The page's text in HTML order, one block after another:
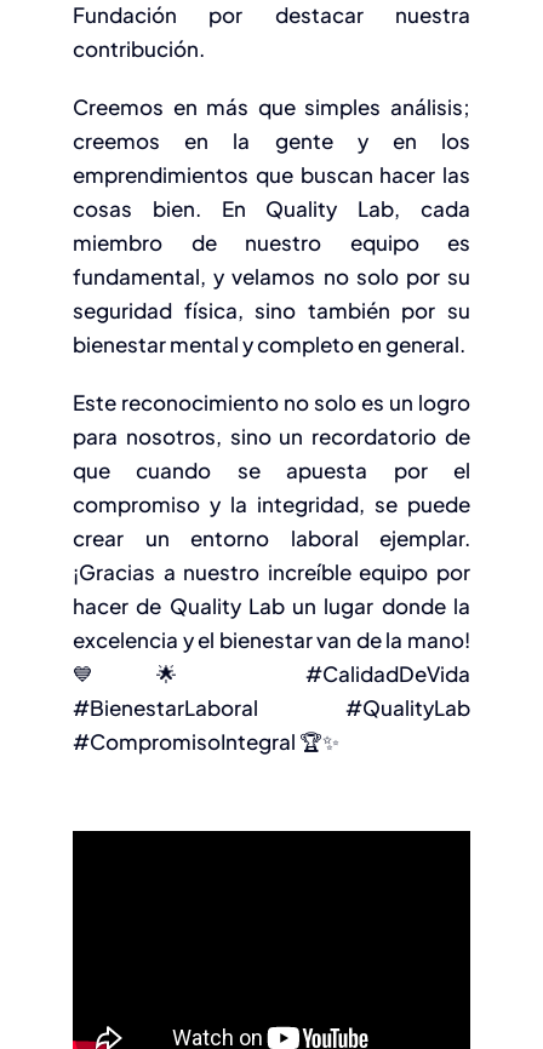
Fundación por destacar nuestra
contribución.
Creemos en más que simples análisis;
creemos en la gente y en los
emprendimientos que buscan hacer las
cosas bien. En Quality Lab, cada
miembro de nuestro equipo es
fundamental, y velamos no solo por su
seguridad física, sino también por su
bienestar mental y completo en general.
Este reconocimiento no solo es un logro
para nosotros, sino un recordatorio de
que cuando se apuesta por el
compromiso y la integridad, se puede
crear un entorno laboral ejemplar.
¡Gracias a nuestro increíble equipo por
hacer de Quality Lab un lugar donde la
excelencia y el bienestar van de la mano!
💙🌟 #CalidadDeVida
#BienestarLaboral #QualityLab
#CompromisoIntegral 🏆✨